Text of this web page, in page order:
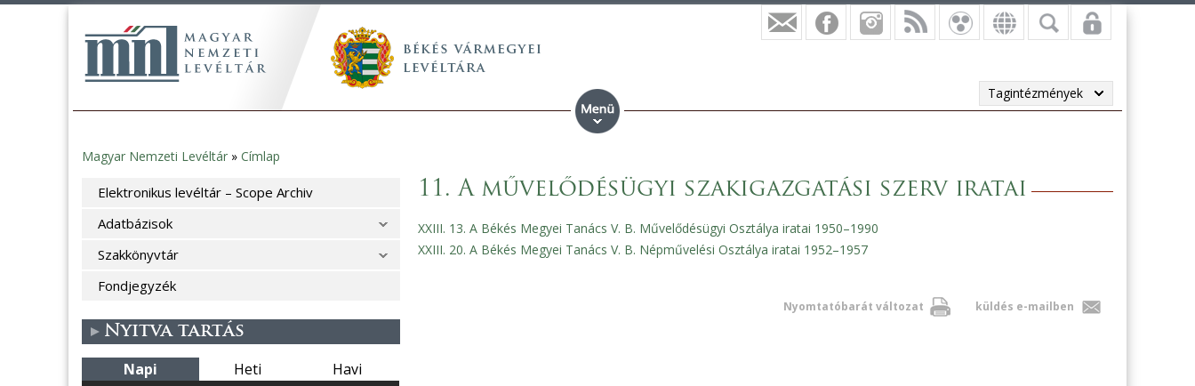
Tagintézmények
Jelenlegi
hely
Magyar Nemzeti Levéltár » Címlap
11. A művelődésügyi szakigazgatási szerv iratai
XXIII. 13. A Békés Megyei Tanács V. B. Művelődésügyi Osztálya iratai 1950–1990
XXIII. 20. A Békés Megyei Tanács V. B. Népművelési Osztálya iratai 1952–1957
Nyomtatóbarát változat küldés e-mailben
Elektronikus levéltár – Scope Archiv
Adatbázisok
Szakkönyvtár
Fondjegyzék
Nyitva tartás
Napi Heti Havi